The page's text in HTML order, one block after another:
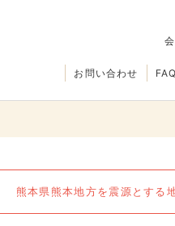
FAQ
お問い合わせ
熊本県熊本地方を震源とする